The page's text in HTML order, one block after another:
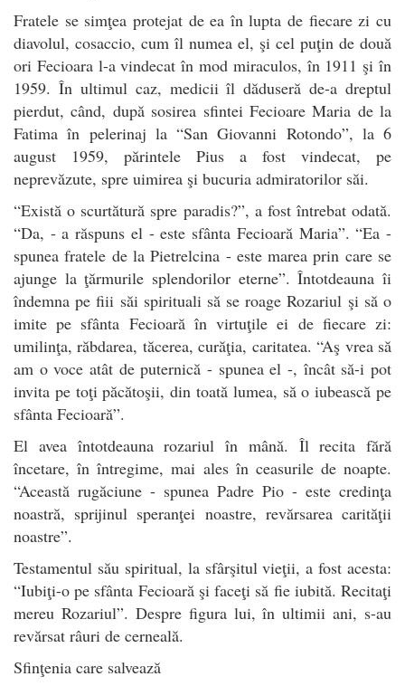
Fratele se simţea protejat de ea în lupta de fiecare zi cu
diavolul, cosaccio, cum îl numea el, şi cel puţin de două
ori Fecioara l-a vindecat în mod miraculos, în 1911 şi în
1959. În ultimul caz, medicii îl dăduseră de-a dreptul
pierdut, când, după sosirea sfintei Fecioare Maria de la
Fatima în pelerinaj la “San Giovanni Rotondo”, la 6
august 1959, părintele Pius a fost vindecat, pe
neprevăzute, spre uimirea şi bucuria admiratorilor săi.
“Există o scurtătură spre paradis?”, a fost întrebat odată.
“Da, - a răspuns el - este sfânta Fecioară Maria”. “Ea -
spunea fratele de la Pietrelcina - este marea prin care se
ajunge la ţărmurile splendorilor eterne”. Întotdeauna îi
îndemna pe fiii săi spirituali să se roage Rozariul şi să o
imite pe sfânta Fecioară în virtuţile ei de fiecare zi:
umilinţa, răbdarea, tăcerea, curăţia, caritatea. “Aş vrea să
am o voce atât de puternică - spunea el -, încât să-i pot
invita pe toţi păcătoşii, din toată lumea, să o iubească pe
sfânta Fecioară”.
El avea întotdeauna rozariul în mână. Îl recita fără
încetare, în întregime, mai ales în ceasurile de noapte.
“Această rugăciune - spunea Padre Pio - este credinţa
noastră, sprijinul speranţei noastre, revărsarea carităţii
noastre”.
Testamentul său spiritual, la sfârşitul vieţii, a fost acesta:
“Iubiţi-o pe sfânta Fecioară şi faceţi să fie iubită. Recitaţi
mereu Rozariul”. Despre figura lui, în ultimii ani, s-au
revărsat râuri de cerneală.
Sfinţenia care salvează